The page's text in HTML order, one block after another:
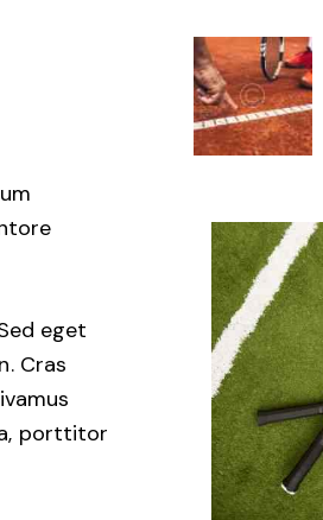
eget
Cras
porttitor